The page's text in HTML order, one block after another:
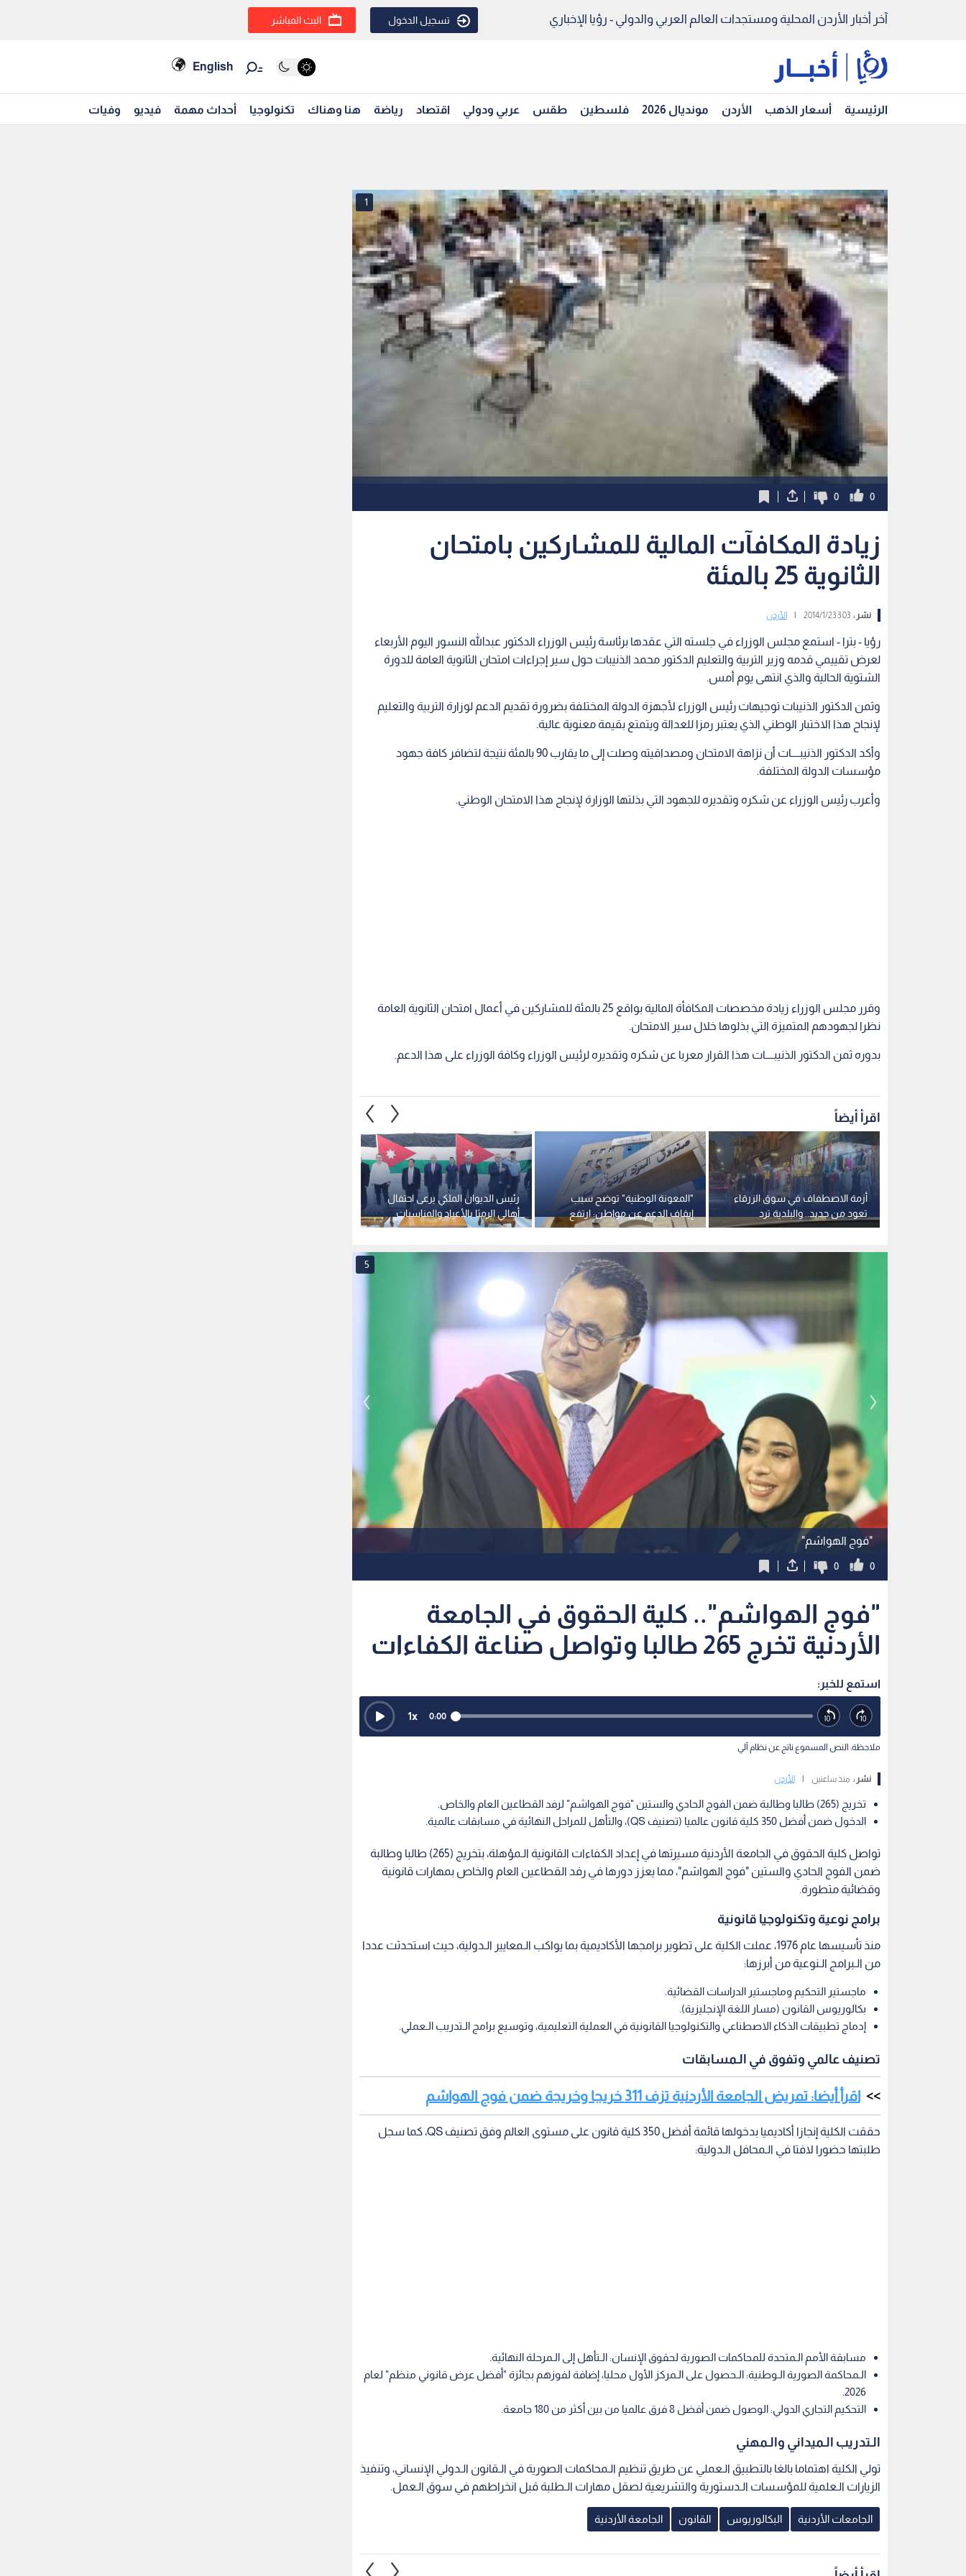
آخر أخبار الأردن المحلية ومستجدات العالم العربي والدولي - رؤيا الإخباري تسجيل الدخول البث المباشر
English
الرئيسية أسعار الذهب الأردن مونديال 2026 فلسطين طقس عربي ودولي اقتصاد رياضة هنا وهناك تكنولوجيا أحداث مهمة فيديو وفيات
1
0
0
زيادة المكافآت المالية للمشاركين بامتحان
الثانوية 25 بالمئة
نشر :3:03 2014/1/23 الأردن
رؤيا - بترا - استمع مجلس الوزراء في جلسته التي عقدها برئاسة رئيس الوزراء الدكتور عبدالله النسور اليوم الأربعاء
لعرض تقييمي قدمه وزير التربية والتعليم الدكتور محمد الذنيبات حول سير إجراءات امتحان الثانوية العامة للدورة
الشتوية الحالية والذي انتهى يوم أمس.
وثمن الدكتور الذنيبات توجيهات رئيس الوزراء لأجهزة الدولة المختلفة بضرورة تقديم الدعم لوزارة التربية والتعليم
لإنجاح هذا الاختبار الوطني الذي يعتبر رمزا للعدالة ويتمتع بقيمة معنوية عالية.
وأكد الدكتور الذنيبــــات أن نزاهة الامتحان ومصداقيته وصلت إلى ما يقارب 90 بالمئة نتيجة لتضافر كافة جهود
مؤسسات الدولة المختلفة.
وأعرب رئيس الوزراء عن شكره وتقديره للجهود التي بذلتها الوزارة لإنجاح هذا الامتحان الوطني.
وقرر مجلس الوزراء زيادة مخصصات المكافأة المالية بواقع 25 بالمئة للمشاركين في أعمال امتحان الثانوية العامة
نظرا لجهودهم المتميزة التي بذلوها خلال سير الامتحان.
بدوره ثمن الدكتور الذنيبــــات هذا القرار معربا عن شكره وتقديره لرئيس الوزراء وكافة الوزراء على هذا الدعم.
اقرأ أيضاً
رئيس الديوان الملكي يرعى احتفال
أهالي الرمثا بالأعياد والمناسبات
الوطنية
"المعونة الوطنية" توضح سبب
إيقاف الدعم عن مواطن: ارتفع
دخل الأسرة إلى 1000 دينار
أزمة الاصطفاف في سوق الزرقاء
تعود من جديد.. والبلدية ترد
"فوج الهواشم"
5
0
0
"فوج الهواشم".. كلية الحقوق في الجامعة
الأردنية تخرج 265 طالبا وتواصل صناعة الكفاءات
استمع للخبر:
0:00
1x
ملاحظة: النص المسموع ناتج عن نظام آلي
نشر : منذ ساعتين | الأردن
تخريج (265) طالبا وطالبة ضمن الفوج الحادي والستين "فوج الهواشم" لرفد القطاعين العام والخاص.
الدخول ضمن أفضل 350 كلية قانون عالميا (تصنيف QS)، والتأهل للمراحل النهائية في مسابقات عالمية.
تواصل كلية الحقوق في الجامعة الأردنية مسيرتها في إعداد الكفاءات القانونية الـمؤهلة، بتخريج (265) طالبا وطالبة
ضمن الفوج الحادي والستين "فوج الهواشم"، مما يعزز دورها في رفد القطاعين العام والخاص بمهارات قانونية
وقضائية متطورة.
برامج نوعية وتكنولوجيا قانونية
منذ تأسيسها عام 1976، عملت الكلية على تطوير برامجها الأكاديمية بما يواكب الـمعايير الـدولية، حيث استحدثت عددا
من الـبرامج الـنوعية من أبرزها:
ماجستير التحكيم وماجستير الدراسات القضائية.
بكالوريوس القانون (مسار اللغة الإنجليزية).
إدماج تطبيقات الذكاء الاصطناعي والتكنولوجيا القانونية في العملية التعليمية، وتوسيع برامج الـتدريب الـعملي.
تصنيف عالمي وتفوق في الـمسابقات
اقرأ أيضا: تمريض الجامعة الأردنية تزف 311 خريجا وخريجة ضمن فوج الهواشم
حققت الكلية إنجازا أكاديميا بدخولها قائمة أفضل 350 كلية قانون على مستوى العالم وفق تصنيف QS، كما سجل
طلبتها حضورا لافتا في الـمحافل الـدولية:
مسابقة الأمم الـمتحدة للمحاكمات الصورية لحقوق الإنسان: الـتأهل إلى الـمرحلة النهائية.
الـمحاكمة الصورية الـوطنية: الـحصول على الـمركز الأول محليا، إضافة لفوزهم بجائزة "أفضل عرض قانوني منظم" لعام
2026.
التحكيم التجاري الدولي: الوصول ضمن أفضل 8 فرق عالميا من بين أكثر من 180 جامعة.
الـتدريب الـميداني والـمهني
تولي الكلية اهتماما بالغا بالتطبيق الـعملي عن طريق تنظيم الـمحاكمات الصورية في الـقانون الـدولي الإنساني، وتنفيذ
الزيارات الـعلمية للمؤسسات الـدستورية والتشريعية لصقل مهارات الـطلبة قبل انخراطهم في سوق الـعمل.
الجامعات الأردنية البكالوريوس القانون الجامعة الأردنية